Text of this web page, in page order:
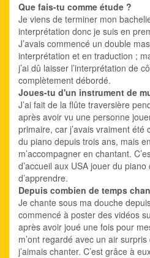
Que fais-tu comme étude ?
Je viens de terminer mon
interprétation donc je suis en
J’avais commencé un double
interprétation et en traduction ;
j’ai dû laisser l’interprétation de
complètement débordé.
Joues-tu d'un instrument de
J’ai fait de la flûte traversière
après avoir vu une personne
primaire, car j’avais vraiment
du piano depuis trois ans, mais
m’accompagner en chantant.
d’accueil aux USA jouer du piano
d’apprendre.
Depuis combien de temps
Je chante sous ma douche
commencé à poster des vidéos
après avoir joué une fois pour
m’ont regardé avec un air
j’aimais chanter. C’est grâce à